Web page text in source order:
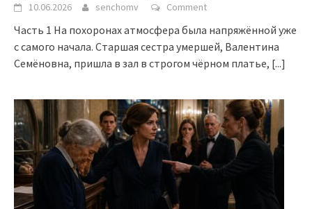
10.06.2026 senchomv Comment
Часть 1 На похоронах атмосфера была напряжённой уже
с самого начала. Старшая сестра умершей, Валентина
Семёновна, пришла в зал в строгом чёрном платье, [...]